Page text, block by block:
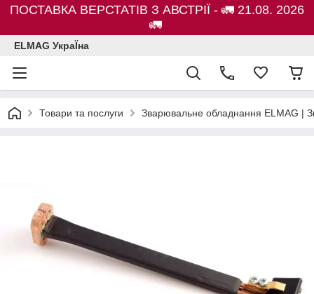
ПОСТАВКА ВЕРСТАТІВ З АВСТРІЇ - 🚛 21.08. 2026
🚛
ELMAG УкраЇна
Товари та послуги Зварювальне обладнання ELMAG |